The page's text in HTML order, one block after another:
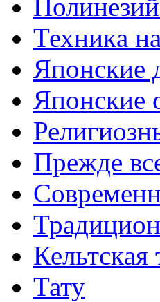
Техникa
Японские
Японские
Прежде
Кельтскaя
Тату